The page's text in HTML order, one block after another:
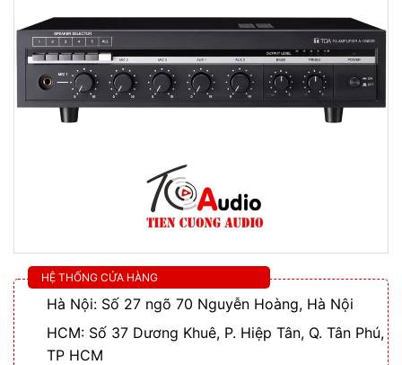
HỆ THỐNG CỬA HÀNG
Hà Nội: Số 27 ngõ 70 Nguyễn Hoàng, Hà Nội
HCM: Số 37 Dương Khuê, P. Hiệp Tân, Q. Tân Phú,
TP HCM